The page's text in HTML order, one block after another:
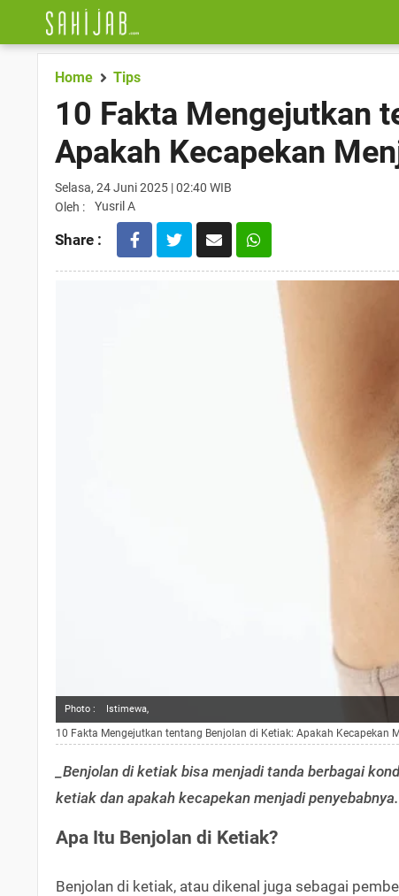
Home Tips
10 Fakta Mengejutkan
Apakah Kecapekan
Selasa, 24 Juni 2025 | 02:40 WIB
Oleh :
Yusril A
Share :
Photo : Istimewa,
10 Fakta Mengejutkan tentang Benjolan di Ketiak: Apakah Kecapekan
_Benjolan di ketiak bisa menjadi tanda berbagai
ketiak dan apakah kecapekan menjadi penyebabnya.
Apa Itu Benjolan di Ketiak?
Benjolan di ketiak, atau dikenal juga sebagai